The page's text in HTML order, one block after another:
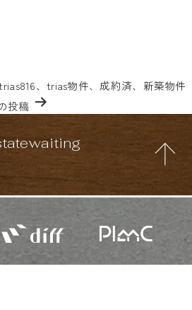
ナーズマンション！ペット相談可
号
、trias物件、 成約済、 新築物件
投稿
waiting